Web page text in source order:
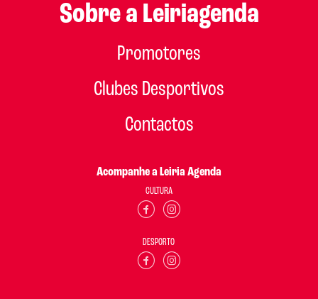
Sobre a Leiriagenda
Promotores
Clubes Desportivos
Contactos
Acompanhe a Leiria Agenda
CULTURA
DESPORTO